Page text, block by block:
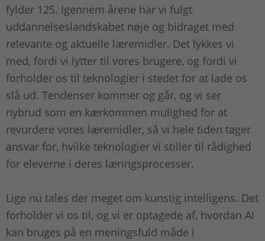
fylder 125. Igennem årene har vi fulgt
uddannelseslandskabet nøje og bidraget med
relevante og aktuelle læremidler. Det lykkes vi
med, fordi vi lytter til vores brugere, og fordi vi
forholder os til teknologier i stedet for at lade os
slå ud. Tendenser kommer og går, og vi ser
nybrud som en kærkommen mulighed for at
revurdere vores læremidler, så vi hele tiden tager
ansvar for, hvilke teknologier vi stiller til rådighed
for eleverne i deres læringsprocesser.
Lige nu tales der meget om kunstig intelligens. Det
forholder vi os til, og vi er optagede af, hvordan AI
kan bruges på en meningsfuld måde i